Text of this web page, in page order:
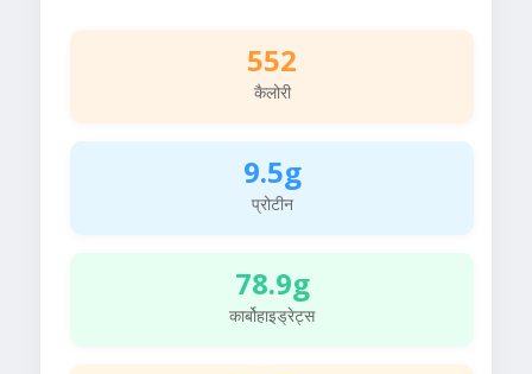
552
कैलोरी
9.5g
प्रोटीन
78.9g
कार्बोहाइड्रेट्स